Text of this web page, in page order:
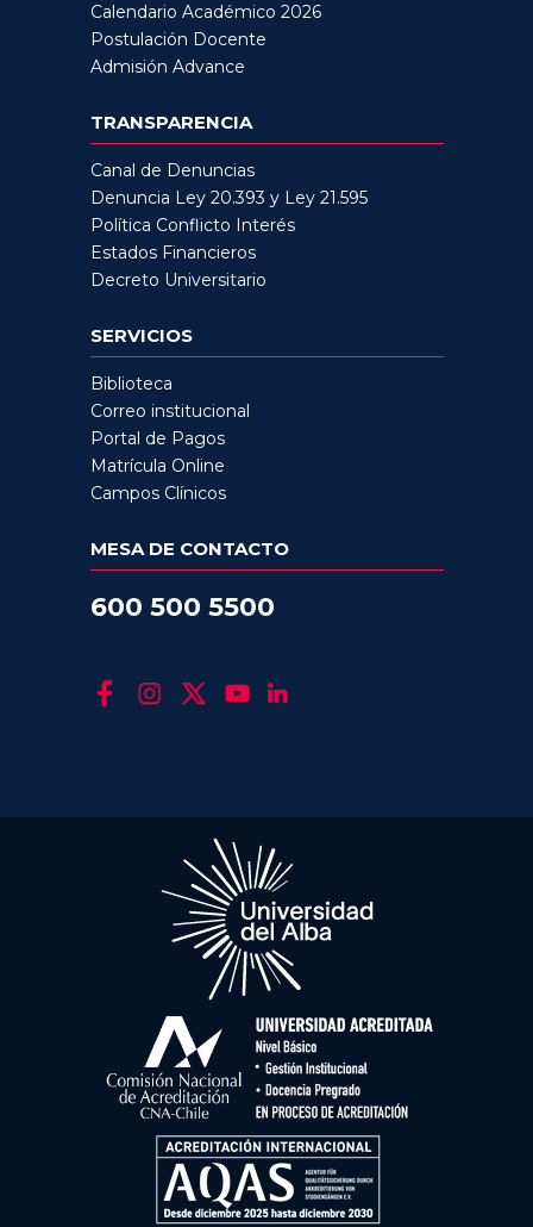
Calendario Académico 2026
Postulación Docente
Admisión Advance
TRANSPARENCIA
Canal de Denuncias
Denuncia Ley 20.393 y Ley 21.595
Política Conflicto Interés
Estados Financieros
Decreto Universitario
SERVICIOS
Biblioteca
Correo institucional
Portal de Pagos
Matrícula Online
Campos Clínicos
MESA DE CONTACTO
600 500 5500